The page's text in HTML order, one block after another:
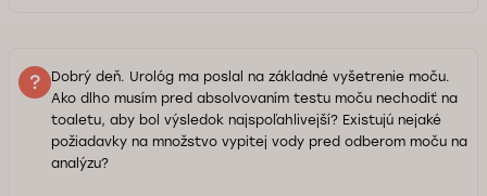
Dobrý deň. Urológ ma poslal na základné vyšetrenie moču.
Ako dlho musím pred absolvovaním testu moču nechodiť na
toaletu, aby bol výsledok najspoľahlivejší? Existujú nejaké
požiadavky na množstvo vypitej vody pred odberom moču na
analýzu?